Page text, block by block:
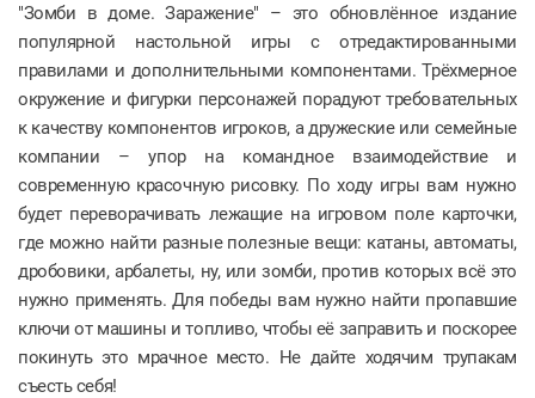
"Зомби в доме. Заражение" – это обновлённое издание
популярной настольной игры с отредактированными
правилами и дополнительными компонентами. Трёхмерное
окружение и фигурки персонажей порадуют требовательных
к качеству компонентов игроков, а дружеские или семейные
компании – упор на командное взаимодействие и
современную красочную рисовку. По ходу игры вам нужно
будет переворачивать лежащие на игровом поле карточки,
где можно найти разные полезные вещи: катаны, автоматы,
дробовики, арбалеты, ну, или зомби, против которых всё это
нужно применять. Для победы вам нужно найти пропавшие
ключи от машины и топливо, чтобы её заправить и поскорее
покинуть это мрачное место. Не дайте ходячим трупакам
съесть себя!